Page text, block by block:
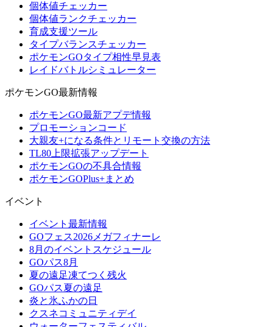
個体値チェッカー
個体値ランクチェッカー
育成支援ツール
タイプバランスチェッカー
ポケモンGOタイプ相性早見表
レイドバトルシミュレーター
ポケモンGO最新情報
ポケモンGO最新アプデ情報
プロモーションコード
大親友+になる条件とリモート交換の方法
TL80上限拡張アップデート
ポケモンGOの不具合情報
ポケモンGOPlus+まとめ
イベント
イベント最新情報
GOフェス2026メガフィナーレ
8月のイベントスケジュール
GOパス8月
夏の遠足凍てつく残火
GOパス夏の遠足
炎と氷ふかの日
クスネコミュニティデイ